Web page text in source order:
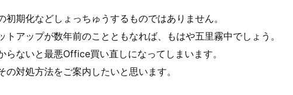
初期化などしょっちゅうするものではありません。
トアップが数年前のことともなれば、もはや五里霧中でしょう。
らないと最悪Office買い直しになってしまいます。
の対処方法をご案内したいと思います。